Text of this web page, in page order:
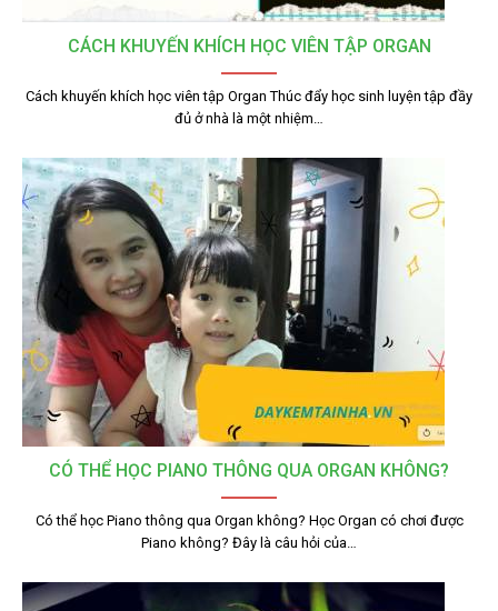
CÁCH KHUYẾN KHÍCH HỌC VIÊN TẬP ORGAN
Cách khuyến khích học viên tập Organ Thúc đẩy học sinh luyện tập đầy
đủ ở nhà là một nhiệm…
CÓ THỂ HỌC PIANO THÔNG QUA ORGAN KHÔNG?
Có thể học Piano thông qua Organ không? Học Organ có chơi được
Piano không? Đây là câu hỏi của…